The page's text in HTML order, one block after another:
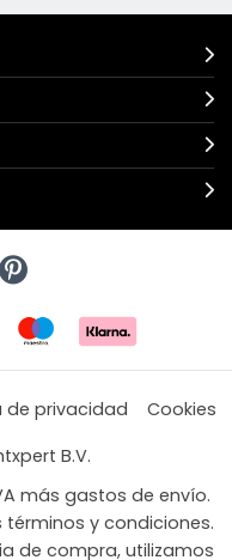
de privacidad
Cookies
B.V.
más gastos de envío.
y condiciones.
de compra, utilizamos